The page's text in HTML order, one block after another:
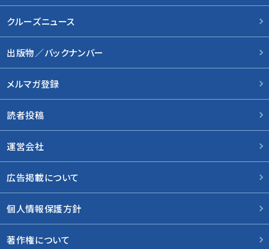
クルーズニュース
出版物／バックナンバー
メルマガ登録
読者投稿
運営会社
広告掲載について
個人情報保護方針
著作権について